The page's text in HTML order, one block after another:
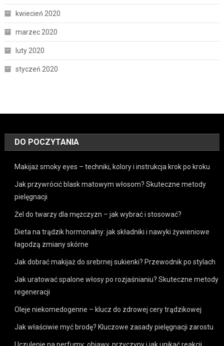
kwiecień 2020
marzec 2020
luty 2020
styczeń 2020
DO POCZYTANIA
Makijaż smoky eyes – techniki, kolory i instrukcja krok po kroku
Jak przywrócić blask matowym włosom? Skuteczne metody
pielęgnacji
Żel do twarzy dla mężczyzn – jak wybrać i stosować?
Dieta na trądzik hormonalny: jak składniki i nawyki żywieniowe
łagodzą zmiany skórne
Jak dobrać makijaż do srebrnej sukienki? Przewodnik po stylach
Jak uratować spalone włosy po rozjaśnianiu? Skuteczne metody
regeneracji
Oleje niekomedogenne – klucz do zdrowej cery trądzikowej
Jak właściwie myć brodę? Kluczowe zasady pielęgnacji zarostu